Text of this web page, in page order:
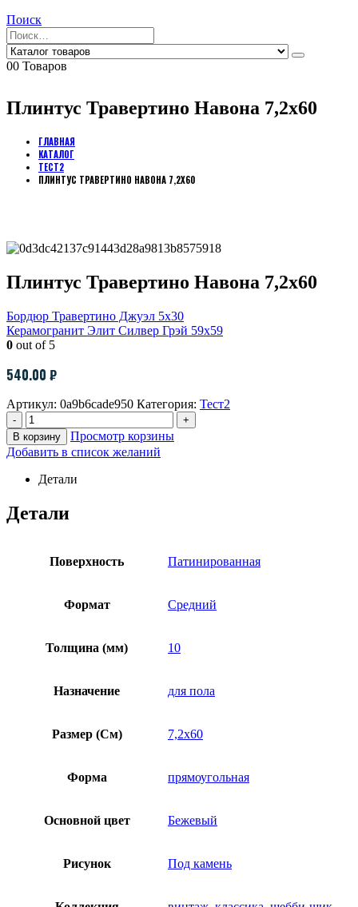
Поиск
00 Товаров
Плинтус Травертино Навона 7,2х60
ГЛАВНАЯ
КАТАЛОГ
ТЕСТ2
ПЛИНТУС ТРАВЕРТИНО НАВОНА 7,2Х60
Плинтус Травертино Навона 7,2х60
Бордюр Травертино Джуэл 5х30
Керамогранит Элит Силвер Грэй 59х59
0 out of 5
540.00 ₽
Артикул: 0a9b6cade950 Категория: Тест2
-
+
В корзину
Просмотр корзины
Добавить в список желаний
Детали
Детали
Поверхность Патинированная
Формат Средний
Толщина (мм) 10
Назначение для пола
Размер (См) 7,2х60
Форма прямоугольная
Основной цвет Бежевый
Рисунок Под камень